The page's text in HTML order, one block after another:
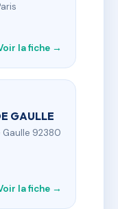
la fiche →
GAULLE
Gaulle 92380
la fiche →